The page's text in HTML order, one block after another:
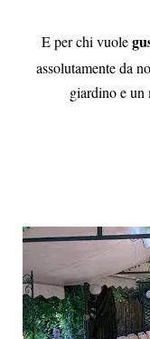
E per chi vuole
assolutamente da
giardino e un